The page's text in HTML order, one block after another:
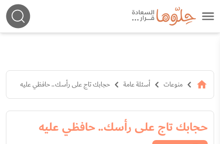
منوعات أسئلة عامة حجابك تاج على رأسك.. حافظي عليه
حجابك تاج على رأسك.. حافظي عليه